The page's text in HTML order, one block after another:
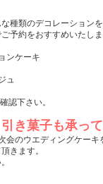
種類のデコレーション
予約をおすすめいたし
ンケーキ
ュ
認下さい。
き菓子も承っ
会のウエディングケーキ
きます。